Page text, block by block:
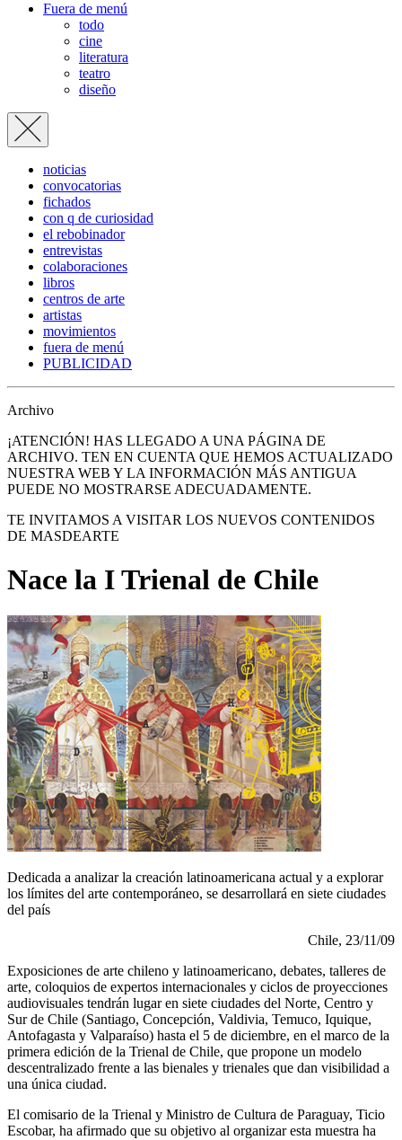
Fuera de menú
todo
cine
literatura
teatro
diseño
noticias
convocatorias
fichados
con q de curiosidad
el rebobinador
entrevistas
colaboraciones
libros
centros de arte
artistas
movimientos
fuera de menú
PUBLICIDAD
Archivo
¡ATENCIÓN! HAS LLEGADO A UNA PÁGINA DE
ARCHIVO. TEN EN CUENTA QUE HEMOS ACTUALIZADO
NUESTRA WEB Y LA INFORMACIÓN MÁS ANTIGUA
PUEDE NO MOSTRARSE ADECUADAMENTE.
TE INVITAMOS A VISITAR LOS NUEVOS CONTENIDOS
DE MASDEARTE
Nace la I Trienal de Chile
Dedicada a analizar la creación latinoamericana actual y a explorar
los límites del arte contemporáneo, se desarrollará en siete ciudades
del país
Chile, 23/11/09
Exposiciones de arte chileno y latinoamericano, debates, talleres de
arte, coloquios de expertos internacionales y ciclos de proyecciones
audiovisuales tendrán lugar en siete ciudades del Norte, Centro y
Sur de Chile (Santiago, Concepción, Valdivia, Temuco, Iquique,
Antofagasta y Valparaíso) hasta el 5 de diciembre, en el marco de la
primera edición de la Trienal de Chile, que propone un modelo
descentralizado frente a las bienales y trienales que dan visibilidad a
una única ciudad.
El comisario de la Trienal y Ministro de Cultura de Paraguay, Ticio
Escobar, ha afirmado que su objetivo al organizar esta muestra ha